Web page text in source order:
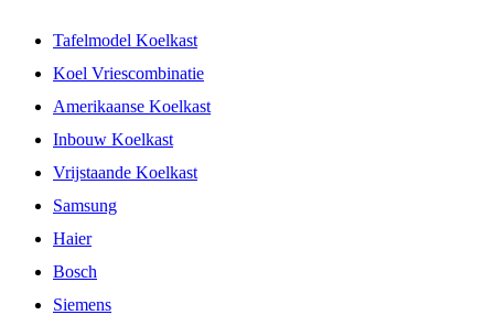
Tafelmodel Koelkast
Koel Vriescombinatie
Amerikaanse Koelkast
Inbouw Koelkast
Vrijstaande Koelkast
Samsung
Haier
Bosch
Siemens